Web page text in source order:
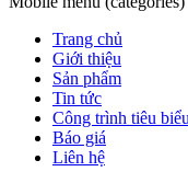
Trang chủ
Giới thiệu
Sản phẩm
Tin tức
Công trình tiêu biểu
Báo giá
Liên hệ